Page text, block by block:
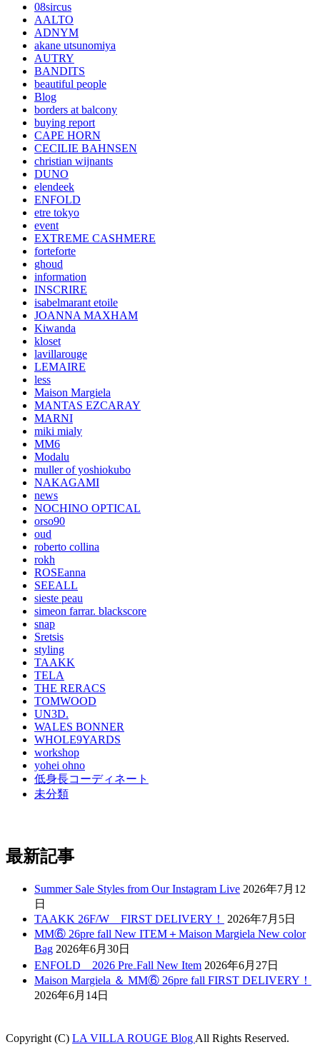
08sircus
AALTO
ADNYM
akane utsunomiya
AUTRY
BANDITS
beautiful people
Blog
borders at balcony
buying report
CAPE HORN
CECILIE BAHNSEN
christian wijnants
DUNO
elendeek
ENFOLD
etre tokyo
event
EXTREME CASHMERE
forteforte
ghoud
information
INSCRIRE
isabelmarant etoile
JOANNA MAXHAM
Kiwanda
kloset
lavillarouge
LEMAIRE
less
Maison Margiela
MANTAS EZCARAY
MARNI
miki mialy
MM6
Modalu
muller of yoshiokubo
NAKAGAMI
news
NOCHINO OPTICAL
orso90
oud
roberto collina
rokh
ROSEanna
SEEALL
sieste peau
simeon farrar. blackscore
snap
Sretsis
styling
TAAKK
TELA
THE RERACS
TOMWOOD
UN3D.
WALES BONNER
WHOLE9YARDS
workshop
yohei ohno
低身長コーディネート
未分類
最新記事
Summer Sale Styles from Our Instagram Live 2026年7月12
日
TAAKK 26F/W FIRST DELIVERY！
2026年7月5日
MM⑥ 26pre fall New ITEM＋Maison Margiela New color
Bag 2026年6月30日
ENFOLD 2026 Pre₋Fall New Item 2026年6月27日
Maison Margiela ＆ MM⑥ 26pre fall FIRST DELIVERY！
2026年6月14日
Copyright (C) LA VILLA ROUGE Blog All Rights Reserved.